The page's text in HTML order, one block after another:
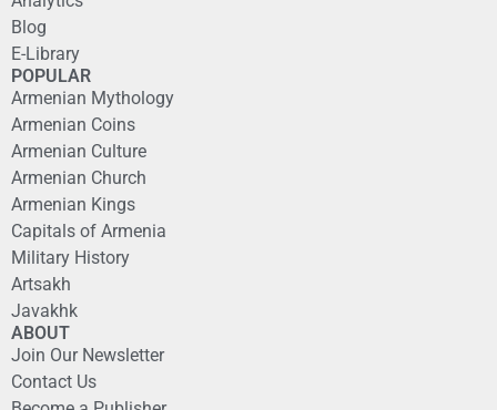
Blog
E-Library
POPULAR
Armenian Mythology
Armenian Coins
Armenian Culture
Armenian Church
Armenian Kings
Capitals of Armenia
Military History
Artsakh
Javakhk
ABOUT
Join Our Newsletter
Contact Us